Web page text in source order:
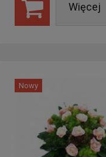
Więcej
Nowy